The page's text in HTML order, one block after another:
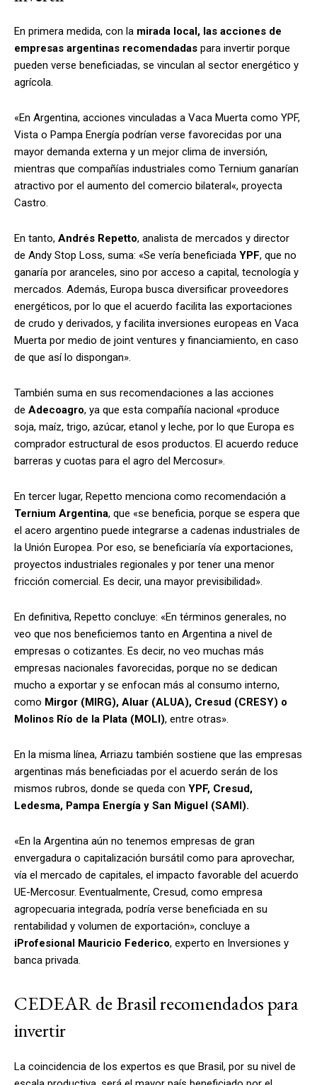
En primera medida, con la mirada local, las acciones de
empresas argentinas recomendadas para invertir porque
pueden verse beneficiadas, se vinculan al sector energético y
agrícola.
«En Argentina, acciones vinculadas a Vaca Muerta como YPF,
Vista o Pampa Energía podrían verse favorecidas por una
mayor demanda externa y un mejor clima de inversión,
mientras que compañías industriales como Ternium ganarían
atractivo por el aumento del comercio bilateral«, proyecta
Castro.
En tanto, Andrés Repetto, analista de mercados y director
de Andy Stop Loss, suma: «Se vería beneficiada YPF, que no
ganaría por aranceles, sino por acceso a capital, tecnología y
mercados. Además, Europa busca diversificar proveedores
energéticos, por lo que el acuerdo facilita las exportaciones
de crudo y derivados, y facilita inversiones europeas en Vaca
Muerta por medio de joint ventures y financiamiento, en caso
de que así lo dispongan».
También suma en sus recomendaciones a las acciones
de Adecoagro, ya que esta compañía nacional «produce
soja, maíz, trigo, azúcar, etanol y leche, por lo que Europa es
comprador estructural de esos productos. El acuerdo reduce
barreras y cuotas para el agro del Mercosur».
En tercer lugar, Repetto menciona como recomendación a
Ternium Argentina, que «se beneficia, porque se espera que
el acero argentino puede integrarse a cadenas industriales de
la Unión Europea. Por eso, se beneficiaría vía exportaciones,
proyectos industriales regionales y por tener una menor
fricción comercial. Es decir, una mayor previsibilidad».
En definitiva, Repetto concluye: «En términos generales, no
veo que nos beneficiemos tanto en Argentina a nivel de
empresas o cotizantes. Es decir, no veo muchas más
empresas nacionales favorecidas, porque no se dedican
mucho a exportar y se enfocan más al consumo interno,
como Mirgor (MIRG), Aluar (ALUA), Cresud (CRESY) o
Molinos Río de la Plata (MOLI), entre otras».
En la misma línea, Arriazu también sostiene que las empresas
argentinas más beneficiadas por el acuerdo serán de los
mismos rubros, donde se queda con YPF, Cresud,
Ledesma, Pampa Energía y San Miguel (SAMI).
«En la Argentina aún no tenemos empresas de gran
envergadura o capitalización bursátil como para aprovechar,
vía el mercado de capitales, el impacto favorable del acuerdo
UE-Mercosur. Eventualmente, Cresud, como empresa
agropecuaria integrada, podría verse beneficiada en su
rentabilidad y volumen de exportación», concluye a
iProfesional Mauricio Federico, experto en Inversiones y
banca privada.
CEDEAR de Brasil recomendados para
invertir
La coincidencia de los expertos es que Brasil, por su nivel de